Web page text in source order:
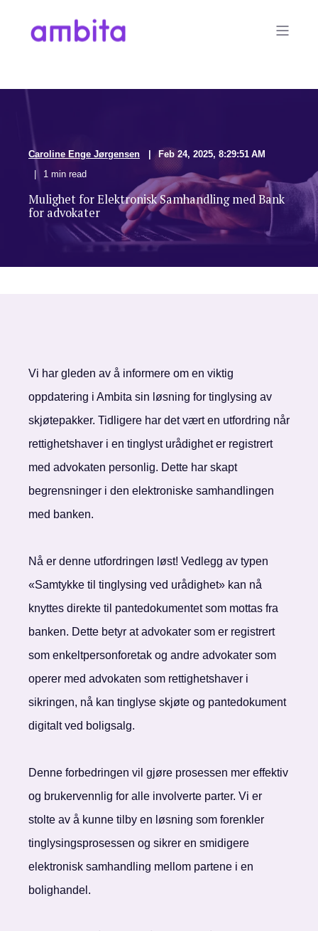
Caroline Enge Jørgensen
Feb 24, 2025, 8:29:51 AM
1 min read
Mulighet for Elektronisk Samhandling med Bank
for advokater
Vi har gleden av å informere om en viktig
oppdatering i Ambita sin løsning for tinglysing av
skjøtepakker. Tidligere har det vært en utfordring når
rettighetshaver i en tinglyst urådighet er registrert
med advokaten personlig. Dette har skapt
begrensninger i den elektroniske samhandlingen
med banken.
Nå er denne utfordringen løst! Vedlegg av typen
«Samtykke til tinglysing ved urådighet» kan nå
knyttes direkte til pantedokumentet som mottas fra
banken. Dette betyr at advokater som er registrert
som enkeltpersonforetak og andre advokater som
operer med advokaten som rettighetshaver i
sikringen, nå kan tinglyse skjøte og pantedokument
digitalt ved boligsalg.
Denne forbedringen vil gjøre prosessen mer effektiv
og brukervennlig for alle involverte parter. Vi er
stolte av å kunne tilby en løsning som forenkler
tinglysingsprosessen og sikrer en smidigere
elektronisk samhandling mellom partene i en
bolighandel.